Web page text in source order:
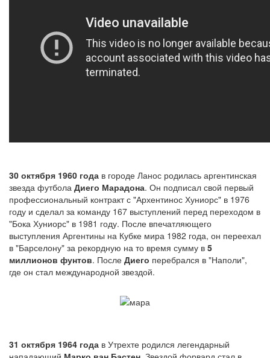
30 октября 1960 года в городе Ланос родилась аргентинская
звезда футбола Диего Марадона. Он подписал свой первый
профессиональный контракт с "Архентинос Хуниорс" в 1976
году и сделал за команду 167 выступлений перед переходом в
"Бока Хуниорс" в 1981 году. После впечатляющего
выступления Аргентины на Кубке мира 1982 года, он переехал
в "Барселону" за рекордную на то время сумму в 5
миллионов фунтов. После Диего перебрался в "Наполи",
где он стал международной звездой.
31 октября 1964 года в Утрехте родился легендарный